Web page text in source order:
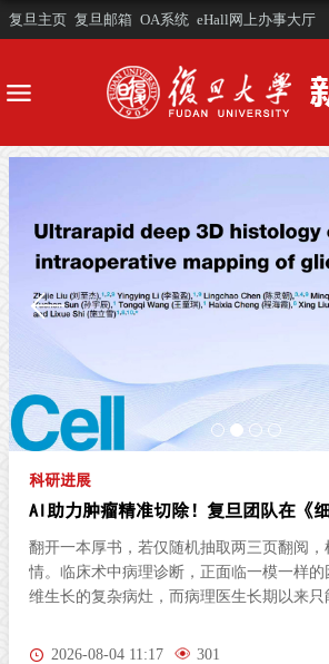
复旦主页 复旦邮箱 OA系统 eHall网上办事大厅
科研进展
AI助力肿瘤精准切除！复旦团队在《
翻开一本厚书，若仅随机抽取两三页翻阅，
情。临床术中病理诊断，正面临一模一样
维生长的复杂病灶，而病理医生长期以来只
隙立体蔓延、分布隐匿，单一平面切片极易
2026-08-04 11:17 301